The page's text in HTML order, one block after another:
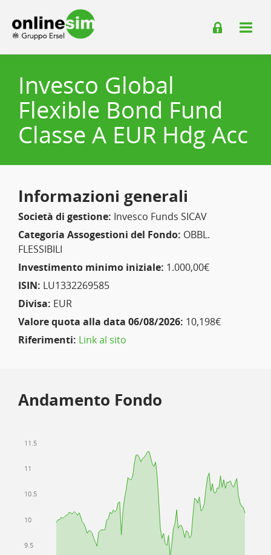
Invesco Global
Flexible Bond Fund
Classe A EUR Hdg Acc
Informazioni generali
Società di gestione: Invesco Funds SICAV
Categoria Assogestioni del Fondo: OBBL.
FLESSIBILI
Investimento minimo iniziale: 1.000,00€
ISIN: LU1332269585
Divisa: EUR
Valore quota alla data 06/08/2026: 10,198€
Riferimenti: Link al sito
Andamento Fondo
9.5
10
10.5
11
11.5